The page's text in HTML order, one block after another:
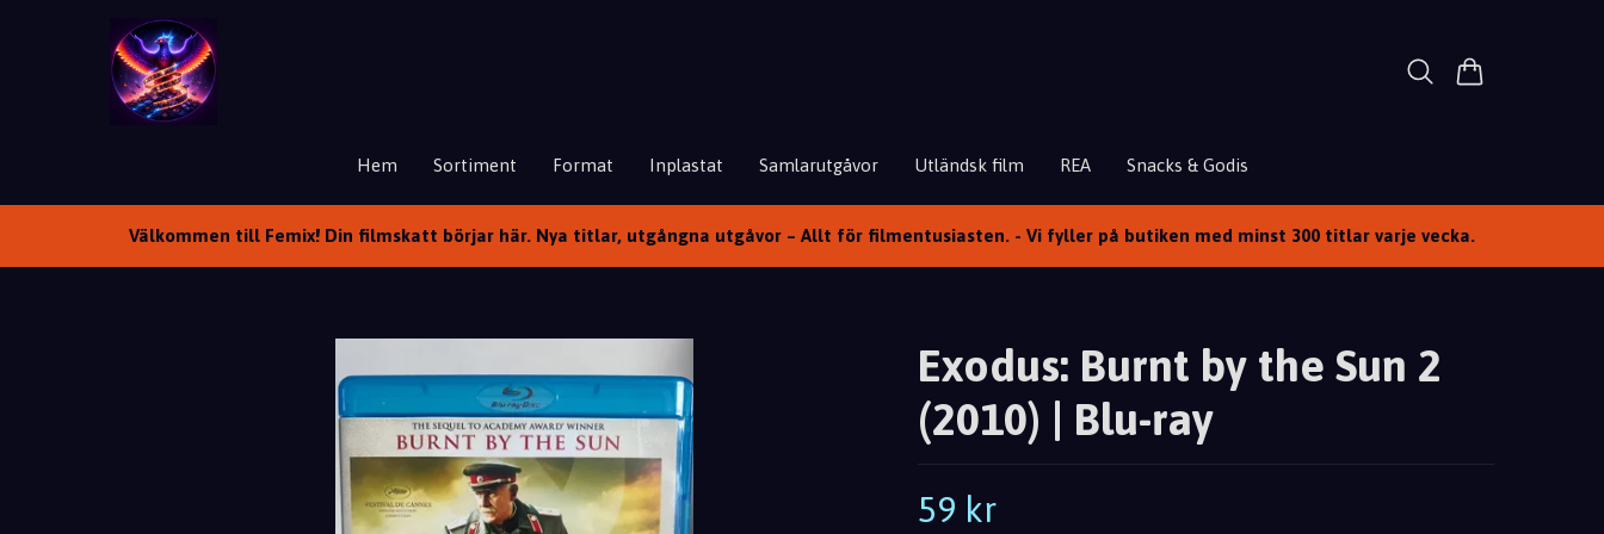
Hem Sortiment Format Inplastat Samlarutgåvor Utländsk film REA Snacks & Godis
Välkommen till Femix! Din filmskatt börjar här. Nya titlar, utgångna utgåvor – Allt för filmentusiasten. - Vi fyller på butiken med minst 300 titlar varje vecka.
Exodus: Burnt by the Sun 2
(2010) | Blu-ray
59 kr